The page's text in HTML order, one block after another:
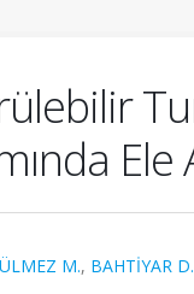
M., BAHTİYAR D.